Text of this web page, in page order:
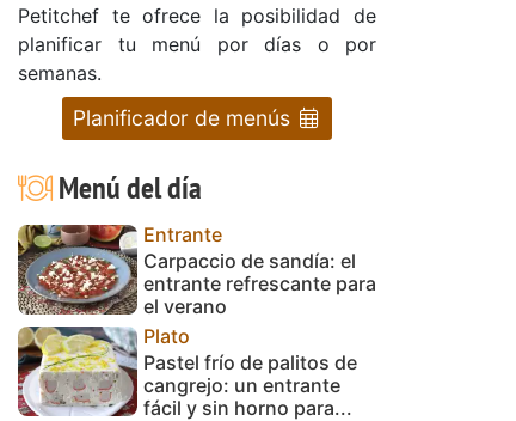
Petitchef te ofrece la posibilidad de
planificar tu menú por días o por
semanas.
Planificador de menús
Menú del día
Entrante
Carpaccio de sandía: el
entrante refrescante para
el verano
Plato
Pastel frío de palitos de
cangrejo: un entrante
fácil y sin horno para...